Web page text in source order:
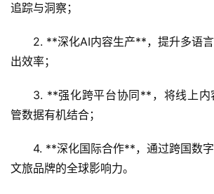
追踪与洞察；
2. **深化AI内容生产**，提升多语
出效率；
3. **强化跨平台协同**，将线上内
管数据有机结合；
4. **深化国际合作**，通过跨国数
文旅品牌的全球影响力。